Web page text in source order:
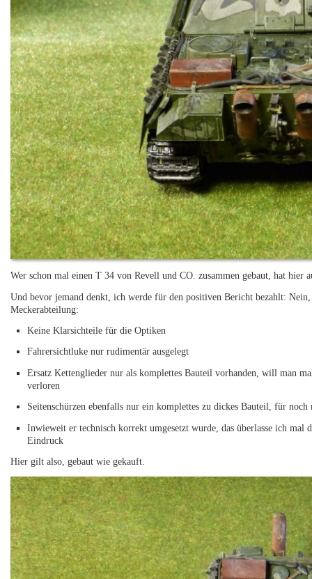
Wer schon mal einen T 34 von Revell und CO. zusammen gebaut, hat hier
Und bevor jemand denkt, ich werde für den positiven Bericht bezahlt:
Meckerabteilung:
Keine Klarsichteile für die Optiken
Fahrersichtluke nur rudimentär ausgelegt
Ersatz Kettenglieder nur als komplettes Bauteil vorhanden, will man
verloren
Seitenschürzen ebenfalls nur ein komplettes zu dickes Bauteil, für
Inwieweit er technisch korrekt umgesetzt wurde, das überlasse ich
Eindruck
Hier gilt also, gebaut wie gekauft.